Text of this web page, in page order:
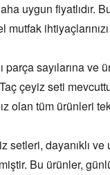
uygun fiyatlıdır.
parça sayılarına ve
çeyiz seti
olan tüm ürünleri
setleri, dayanıklı
Bu ürünler,